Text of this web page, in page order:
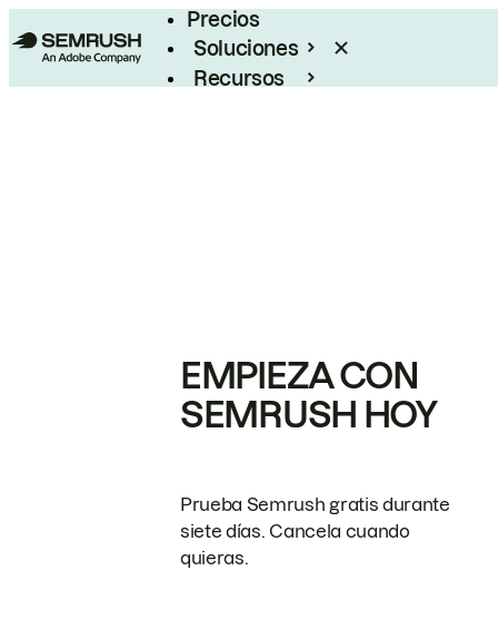
Precios
Soluciones
Recursos
EMPIEZA CON
SEMRUSH HOY
Prueba Semrush gratis durante
siete días. Cancela cuando
quieras.